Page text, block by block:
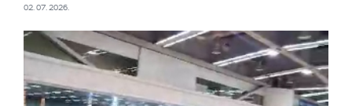
02. 07. 2026.